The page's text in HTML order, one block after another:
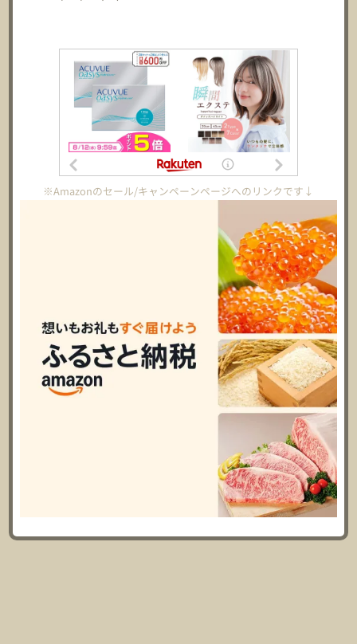
※Amazonのセール/キャンペーンページへのリンクです↓